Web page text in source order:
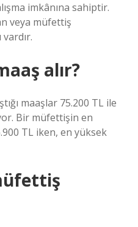
imkânına sahiptir.
veya müfettiş
alır?
maaşlar 75.200 TL ile
Bir müfettişin en
TL iken, en yüksek